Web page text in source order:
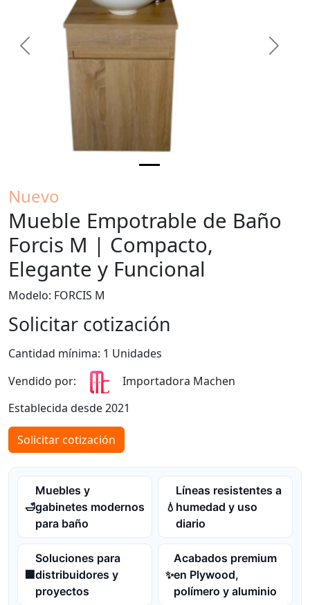
Previous Next
Nuevo
Mueble Empotrable de Baño
Forcis M | Compacto,
Elegante y Funcional
Modelo: FORCIS M
Solicitar cotización
Cantidad mínima: 1 Unidades
Vendido por:
Importadora Machen
Establecida desde 2021
Solicitar cotización
🛁
Muebles y
gabinetes modernos
para baño
💧
Líneas resistentes a
humedad y uso
diario
🏢
Soluciones para
distribuidores y
proyectos
✨
Acabados premium
en Plywood,
polímero y aluminio